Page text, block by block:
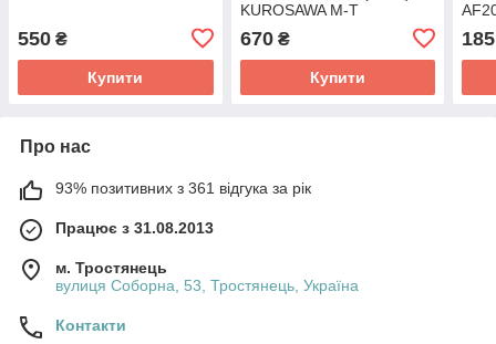
550 ₴
Купити
KUROSAWA M-T
670₴
Купити
185
Про нас
93% позитивних з 361 відгука за рік
Працює з 31.08.2013
м. Тростянець
вулиця Соборна, 53, Тростянець, Україна
Контакти